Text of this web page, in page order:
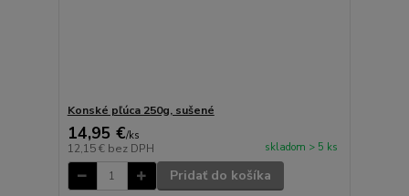
Konské pľúca 250g, sušené
14,95 €/ks
12,15 € bez DPH skladom > 5 ks
Pridať do košíka